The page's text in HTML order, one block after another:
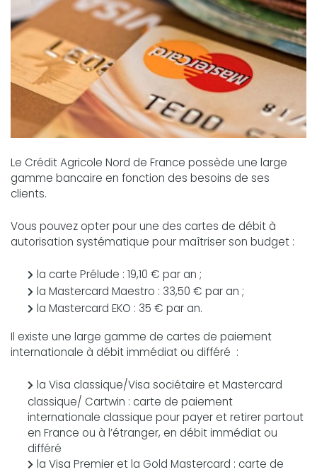
Le Crédit Agricole Nord de France possède une large
gamme bancaire en fonction des besoins de ses
clients.
Vous pouvez opter pour une des cartes de débit à
autorisation systématique pour maîtriser son budget :
la carte Prélude : 19,10 € par an ;
la Mastercard Maestro : 33,50 € par an ;
la Mastercard EKO : 35 € par an.
Il existe une large gamme de cartes de paiement
internationale à débit immédiat ou différé :
la Visa classique/Visa sociétaire et Mastercard
classique/ Cartwin : carte de paiement
internationale classique pour payer et retirer partout
en France ou à l’étranger, en débit immédiat ou
différé
la Visa Premier et la Gold Mastercard : carte de